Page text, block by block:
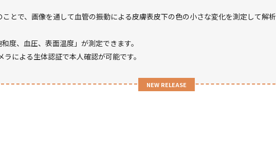
で、画像を通して血管の振動による皮膚表皮下の色の小さな変化を測定して解
度、血圧、表面温度」が測定できます。
による生体認証で本人確認が可能です。
NEW RELEASE